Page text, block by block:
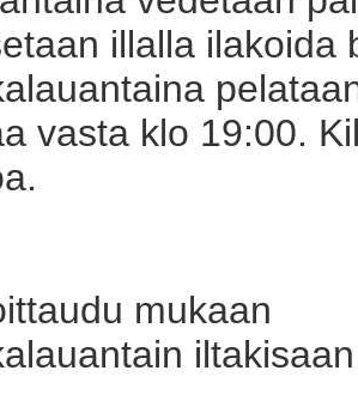
illalla ilakoida
vasta klo 19:00.
mukaan